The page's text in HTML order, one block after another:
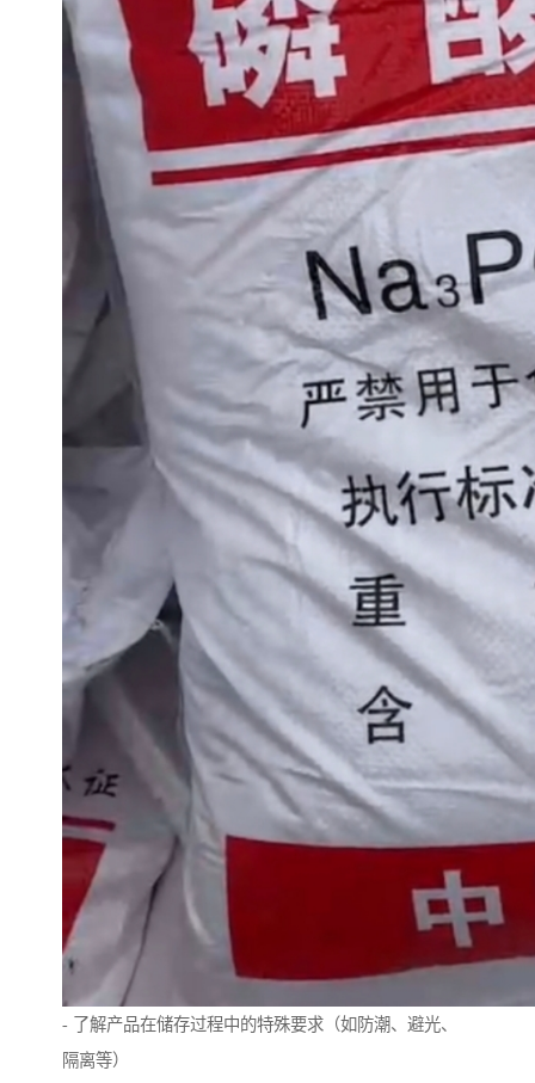
- 了解产品在储存过程中的特殊要求（如防潮、避光、
隔离等）